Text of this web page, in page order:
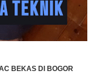
BEKAS DI BOGOR